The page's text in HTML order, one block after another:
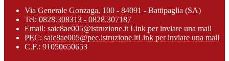
Via Generale Gonzaga, 100 - 84091 - Battipaglia (SA)
Tel: 0828.308313 - 0828.307187
Email: saic8ae005@istruzione.it Link per inviare una mail
PEC: saic8ae005@pec.istruzione.itLink per inviare una mail
C.F.: 91050650653